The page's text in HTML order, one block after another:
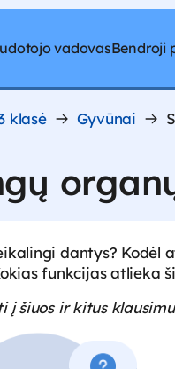
vadovasBendroji
klasė Gyvūnai
dantys? Kodėl
funkcijas atlieka
į šiuos ir kitus